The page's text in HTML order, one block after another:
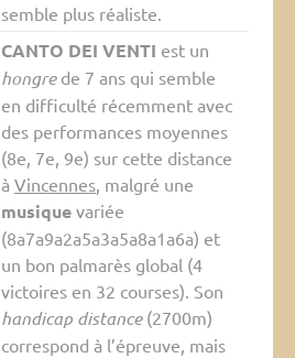
semble plus réaliste.
CANTO DEI VENTI est un
hongrede 7 ans qui semble
en difficulté récemment avec
des performances moyennes
(8e, 7e, 9e) sur cette distance
à Vincennes, malgré une
musiquevariée
(8a7a9a2a5a3a5a8a1a6a) et
un bon palmarès global (4
victoires en 32 courses). Son
handicap distance(2700m)
correspond à l’épreuve, mais